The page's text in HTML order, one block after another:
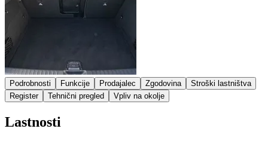
Podrobnosti Funkcije Prodajalec Zgodovina
Stroški lastništva
Register
Tehnični pregled Vpliv na okolje
Lastnosti